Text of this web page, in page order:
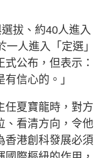
拔、約40人進入
人進入「定選」
公布，但表示：
信心的。」
任夏寶龍時，對方
、看清方向，令他
香港創科發展必須